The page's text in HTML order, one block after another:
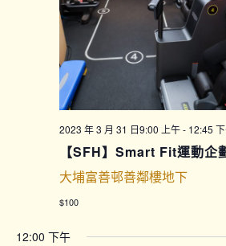
2023 年 3 月 31 日9:00 上午- 12:45
【SFH】Smart Fit運動企
大埔富善邨善鄰樓地下
$100
12:00 下午